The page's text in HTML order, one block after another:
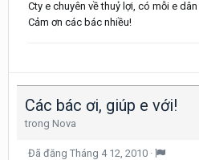
Cty e chuyên về thuỷ lợi, có mỗi e
Cảm ơn các bác nhiều!
Các bác ơi, giúp e với!
trong Nova
Đã đăng Tháng 4 12, 2010 ·